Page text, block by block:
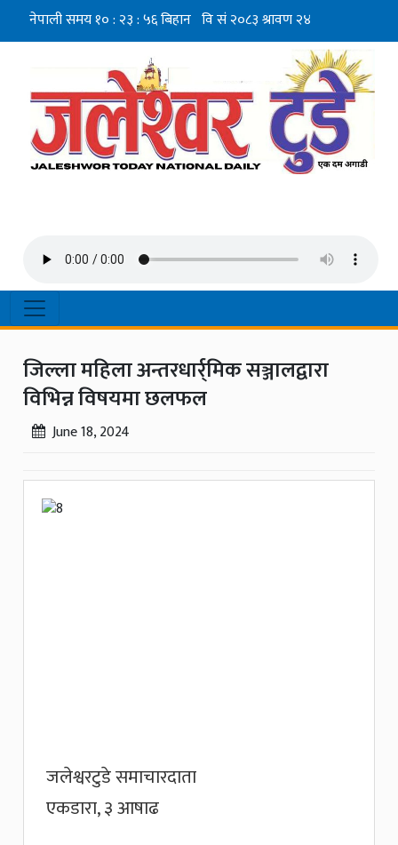
जिल्ला महिला अन्तरधार्र्मिक सञ्जालद्वारा
विभिन्न विषयमा छलफल
June 18, 2024
जलेश्वरटुडे समाचारदाता
एकडारा, ३ आषाढ